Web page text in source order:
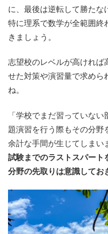
に、最後は逆転して勝たな
特に理系で数学が全範囲終
きましょう。
志望校のレベルが高ければ
せた対策や演習量で求めら
ね。
「学校でまだ習っていな
題演習を行う際もその分野
余計な手間が生じてしまい
試験までのラストスパート
分野の先取りは意識してお